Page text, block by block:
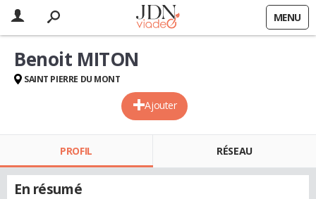
MENU
Ajouter
Benoit MITON
SAINT PIERRE DU MONT
PROFIL RÉSEAU
En résumé